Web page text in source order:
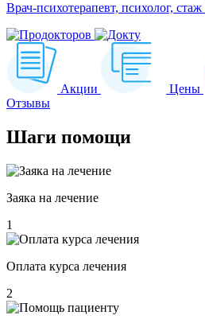
Врач-психотерапевт, психолог, стаж
Акции Цены
Отзывы
Шаги помощи
Заяка на лечение
1
Оплата курса лечения
2